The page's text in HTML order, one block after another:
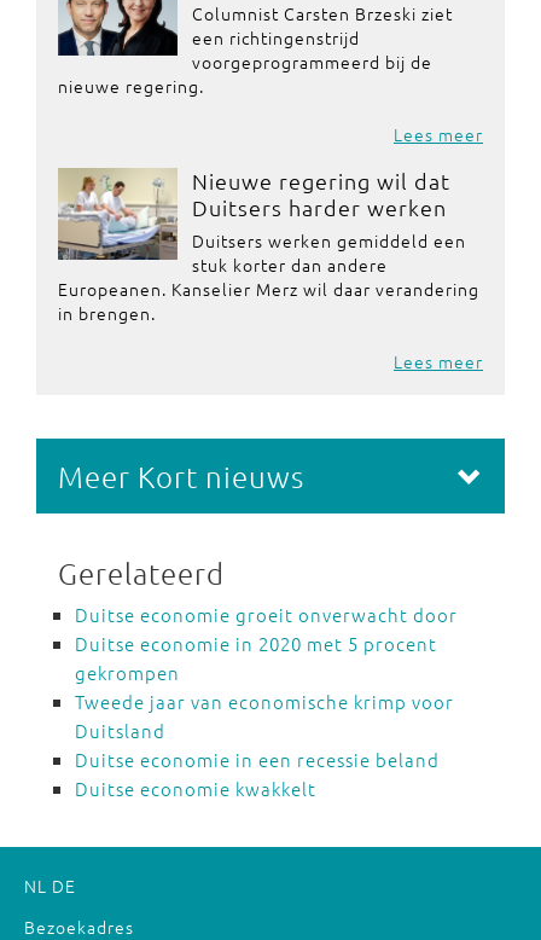
Columnist Carsten Brzeski ziet
een richtingenstrijd
voorgeprogrammeerd bij de
nieuwe regering.
Lees meer
Nieuwe regering wil dat
Duitsers harder werken
Duitsers werken gemiddeld een
stuk korter dan andere
Europeanen. Kanselier Merz wil daar verandering
in brengen.
Lees meer
Meer Kort nieuws
Gerelateerd
Duitse economie groeit onverwacht door
Duitse economie in 2020 met 5 procent
gekrompen
Tweede jaar van economische krimp voor
Duitsland
Duitse economie in een recessie beland
Duitse economie kwakkelt
NL DE
Bezoekadres